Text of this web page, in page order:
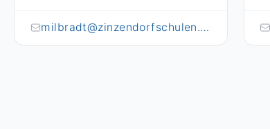
milbradt@zinzendorfschulen.de